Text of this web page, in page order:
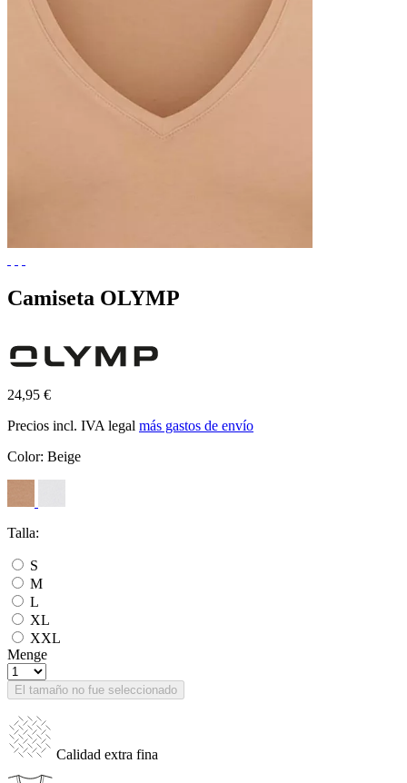
Camiseta OLYMP
24,95 €
Precios incl. IVA legal más gastos de envío
Color: Beige
Talla:
S
M
L
XL
XXL
Menge
El tamaño no fue seleccionado
Calidad extra fina